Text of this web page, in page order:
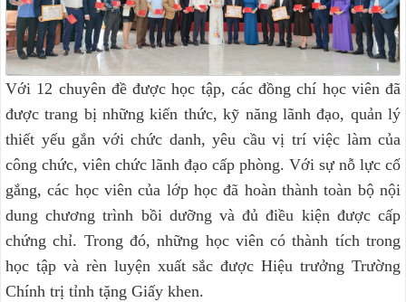
Với 12 chuyên đề được học tập, các đồng chí học viên đã
được trang bị những kiến thức, kỹ năng lãnh đạo, quản lý
thiết yếu gắn với chức danh, yêu cầu vị trí việc làm của
công chức, viên chức lãnh đạo cấp phòng. Với sự nỗ lực cố
gắng, các học viên của lớp học đã hoàn thành toàn bộ nội
dung chương trình bồi dưỡng và đủ điều kiện được cấp
chứng chỉ. Trong đó, những học viên có thành tích trong
học tập và rèn luyện xuất sắc được Hiệu trưởng Trường
Chính trị tỉnh tặng Giấy khen.